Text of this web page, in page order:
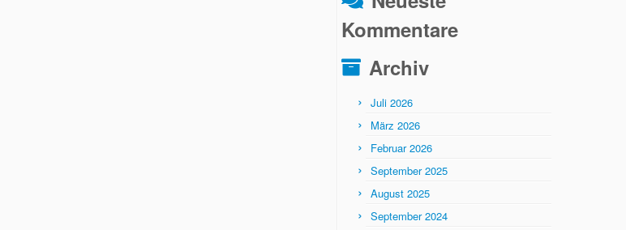
Kommentare
Archiv
Juli 2026
März 2026
Februar 2026
September 2025
August 2025
September 2024